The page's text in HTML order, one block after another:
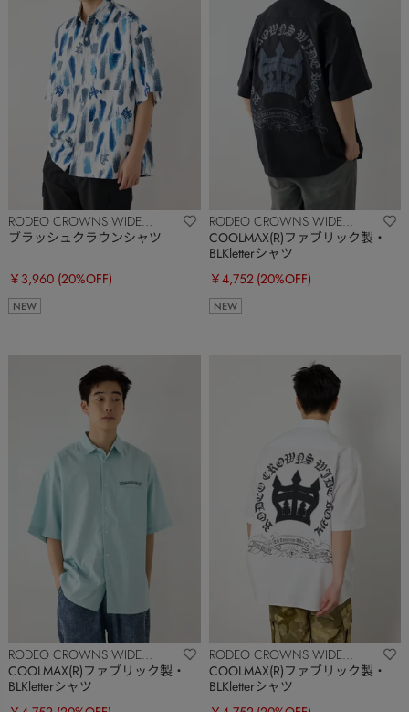
RODEO CROWNS WIDE
BOWL
ブラッシュクラウンシャツ
￥3,960 (20%OFF)
NEW
RODEO CROWNS WIDE
BOWL
COOLMAX(R)ファブリック製・
BLKletterシャツ
￥4,752 (20%OFF)
NEW
RODEO CROWNS WIDE
BOWL
COOLMAX(R)ファブリック製・
BLKletterシャツ
RODEO CROWNS WIDE
BOWL
COOLMAX(R)ファブリック製・
BLKletterシャツ